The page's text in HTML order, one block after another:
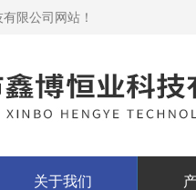
限公司网站！
关于我们